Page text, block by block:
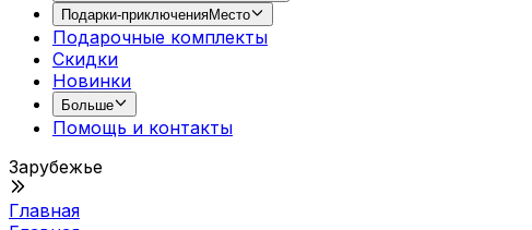
Подарки-приключенияМесто
Подарочные комплекты
Скидки
Новинки
Больше
Помощь и контакты
Зарубежье
Главная